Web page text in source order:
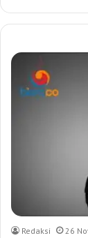
Redaksi 26